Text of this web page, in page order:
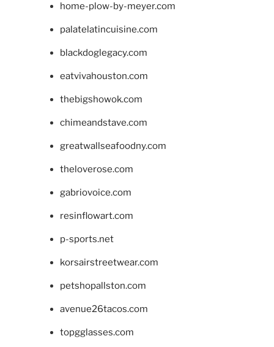
home-plow-by-meyer.com
palatelatincuisine.com
blackdoglegacy.com
eatvivahouston.com
thebigshowok.com
chimeandstave.com
greatwallseafoodny.com
theloverose.com
gabriovoice.com
resinflowart.com
p-sports.net
korsairstreetwear.com
petshopallston.com
avenue26tacos.com
topgglasses.com